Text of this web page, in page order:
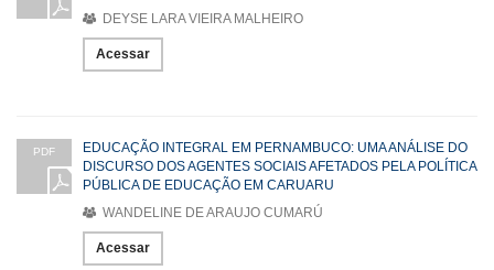
DEYSE LARA VIEIRA MALHEIRO
Acessar
PDF
EDUCAÇÃO INTEGRAL EM PERNAMBUCO: UMA ANÁLISE DO
DISCURSO DOS AGENTES SOCIAIS AFETADOS PELA POLÍTICA
PÚBLICA DE EDUCAÇÃO EM CARUARU
WANDELINE DE ARAUJO CUMARÚ
Acessar